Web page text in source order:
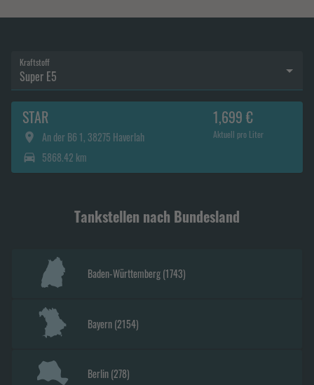
Kraftstoff
Super E5
STAR
An der B6 1, 38275 Haverlah
5868.42 km
1,699 €
Aktuell pro Liter
Tankstellen nach Bundesland
Baden-Württemberg(1743)
Bayern(2154)
Berlin(278)